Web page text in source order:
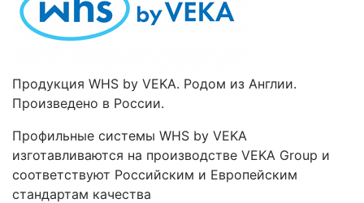
Продукция WHS by VEKA. Родом из Англии.
Произведено в России.
Профильные системы WHS by VEKA
изготавливаются на производстве VEKA Group и
соответствуют Российским и Европейским
стандартам качества